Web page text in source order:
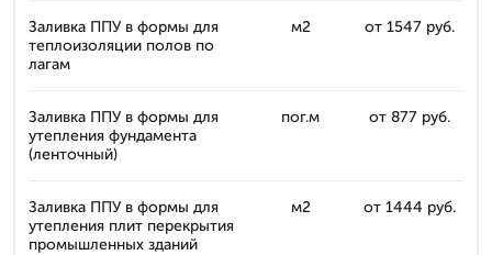
Заливка ППУ в формы для
теплоизоляции полов по
лагам
м2 от 1547 руб.
Заливка ППУ в формы для
утепления фундамента
(ленточный)
пог.м от 877 руб.
Заливка ППУ в формы для
утепления плит перекрытия
промышленных зданий
м2 от 1444 руб.